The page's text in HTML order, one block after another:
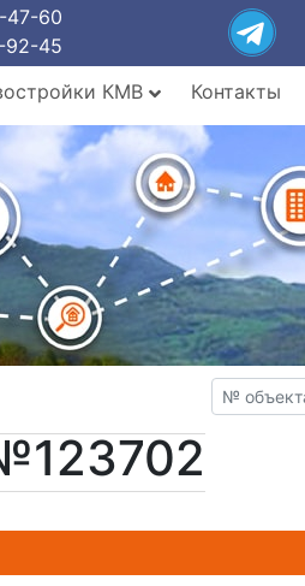
47-60
92-45
КМВ Контакты